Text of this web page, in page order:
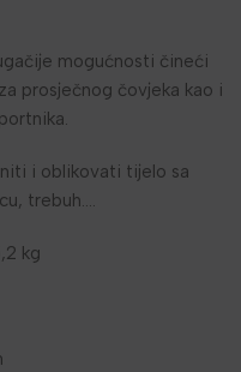
mogućnosti čineći
prosječnog čovjeka kao i
i oblikovati tijelo sa
trebuh….
kg